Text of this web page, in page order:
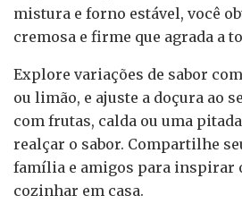
mistura e forno estável, você
cremosa e firme que agrada a
Explore variações de sabor
ou limão, e ajuste a doçura ao
com frutas, calda ou uma
realçar o sabor. Compartilhe
família e amigos para inspirar
cozinhar em casa.